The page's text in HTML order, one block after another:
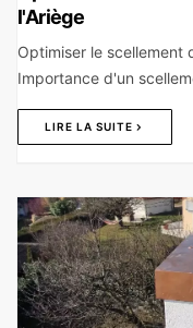
l'Ariège
Optimiser le scellement
Importance d'un
LIRE LA SUITE